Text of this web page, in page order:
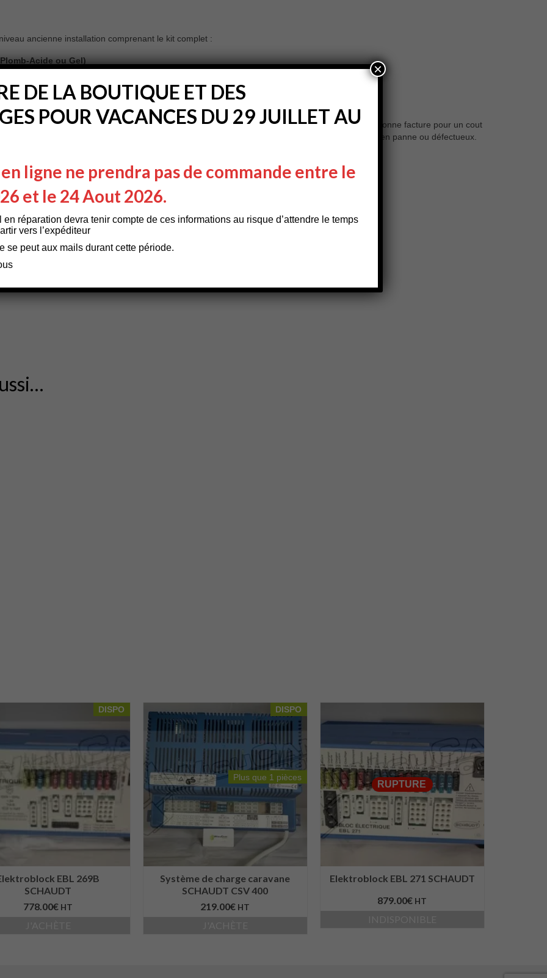
ancienne installation comprenant le kit complet :
Acide ou Gel)
de bon niveau, vous disposerez d’une centrale de gestion électrique complète et de bonne facture pour un cout
permet une adaptation à tous les véhicules et permet de remplacer un équipement obsolète, en panne ou défectueux.
(pompe à eau, éclairage, frigo, TV)
de la durée de vie des batteries
panneaux de contrôle
DISPO
EBL 269B
SCHAUDT
778.00€ HT
Plus que 1 pièces
DISPO
Système de charge caravane
SCHAUDT CSV 400
219.00€ HT
RUPTURE
Elektroblock EBL 271 SCHAUDT
879.00€ HT
DE LA BOUTIQUE ET DES
POUR VACANCES DU 29 JUILLET AU
ligne ne prendra pas de commande entre le
et le 24 Aout 2026.
en réparation devra tenir compte de ces informations au risque d’attendre le temps
vers l’expéditeur
se peut aux mails durant cette période.
×